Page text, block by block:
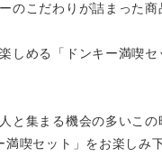
のこだわりが詰まった商
しめる「ドンキー満喫セ
と集まる機会の多いこの
満喫セット」をお楽しみ